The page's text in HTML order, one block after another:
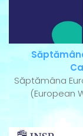
Săptămâna
(European